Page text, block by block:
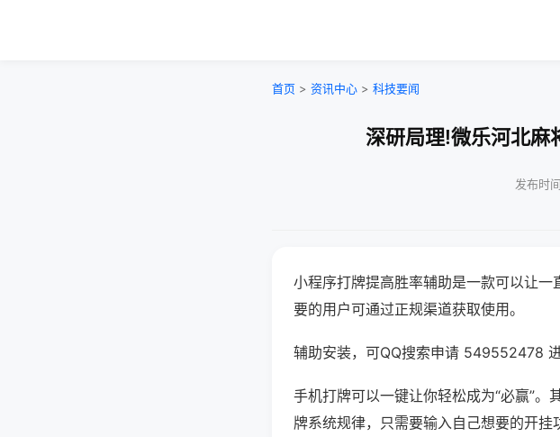
首页 > 资讯中心 > 科技要闻
深研局理!微乐河北麻
发布时
小程序打牌提高胜率辅助是一款可以让一
要的用户可通过正规渠道获取使用。
辅助安装，可QQ搜索申请 549552478
手机打牌可以一键让你轻松成为“必赢”
牌系统规律，只需要输入自己想要的开